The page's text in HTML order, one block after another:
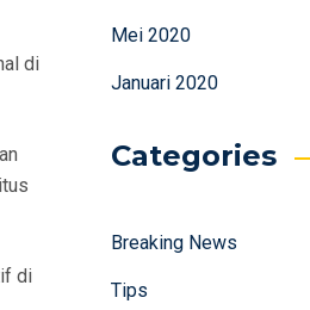
di
di
Mei 2020
Januari 2020
Categories
Breaking News
Tips